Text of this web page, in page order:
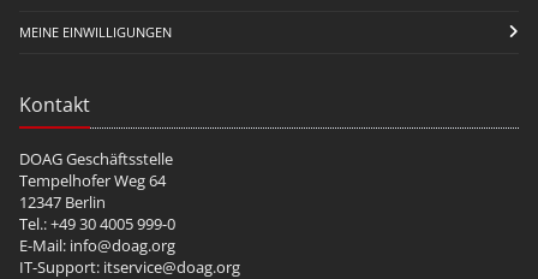
MEINE EINWILLIGUNGEN
Kontakt
DOAG Geschäftsstelle
Tempelhofer Weg 64
12347 Berlin
Tel.: +49 30 4005 999-0
E-Mail: info@doag.org
IT-Support: itservice@doag.org